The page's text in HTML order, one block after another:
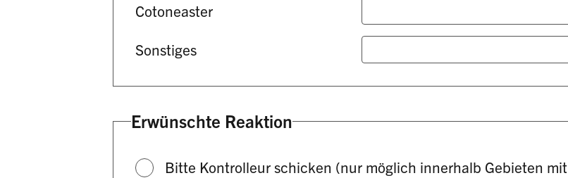
Cotoneaster
Sonstiges
Erwünschte Reaktion
Bitte Kontrolleur schicken (nur möglich innerhalb Gebieten mit